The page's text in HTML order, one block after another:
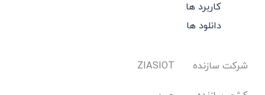
کاربرد ها
دانلود ها
شرکت سازنده ZIASIOT